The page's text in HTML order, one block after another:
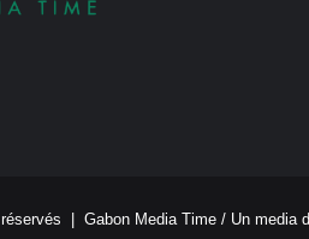
réservés | Gabon Media Time / Un media